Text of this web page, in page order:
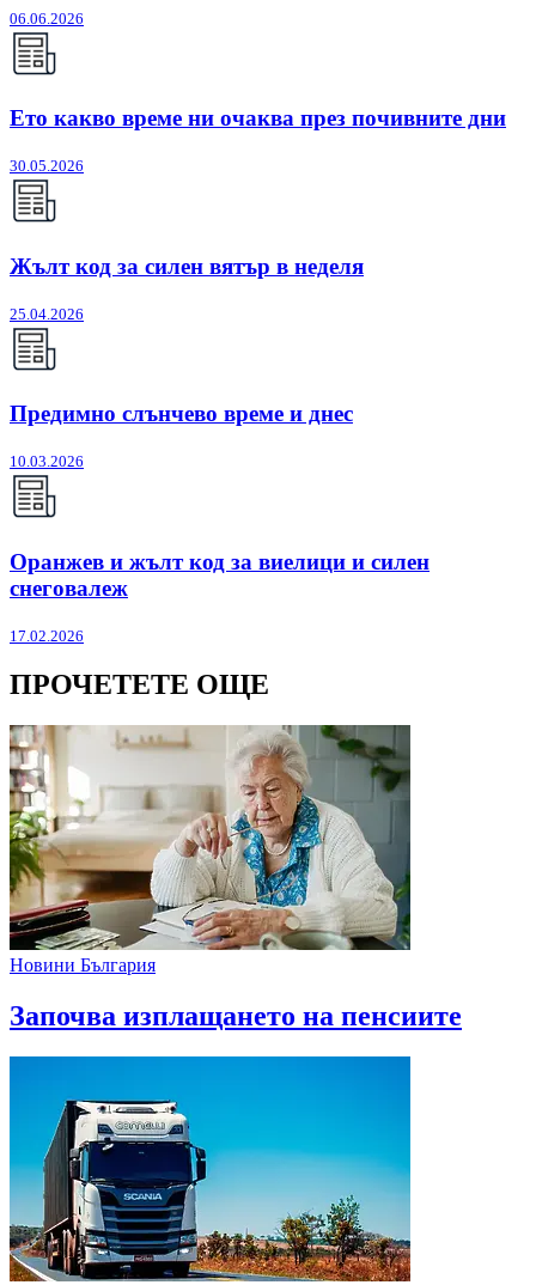
06.06.2026
Ето какво време ни очаква през почивните дни
30.05.2026
Жълт код за силен вятър в неделя
25.04.2026
Предимно слънчево време и днес
10.03.2026
Оранжев и жълт код за виелици и силен
снеговалеж
17.02.2026
ПРОЧЕТЕТЕ ОЩЕ
Новини България
Започва изплащането на пенсиите